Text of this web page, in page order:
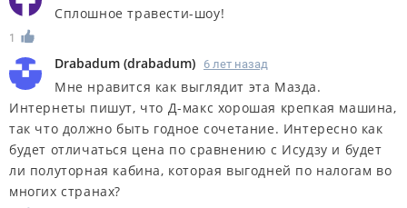
Сплошное травести-шоу!
1
Drabadum (drabadum) 6 лет назад
Мне нравится как выглядит эта Мазда.
Интернеты пишут, что Д-макс хорошая крепкая машина,
так что должно быть годное сочетание. Интересно как
будет отличаться цена по сравнению с Исудзу и будет
ли полуторная кабина, которая выгодней по налогам во
многих странах?